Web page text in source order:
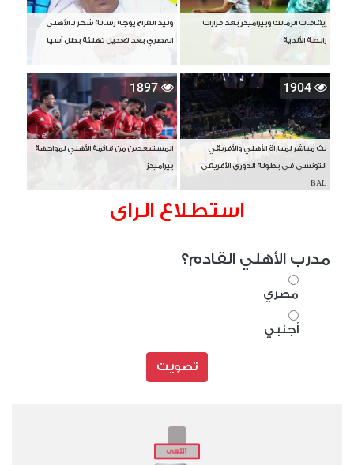
إيقافات الزمالك وبيراميدز بعد قرارات
رابطة الأندية
وليد الفراج يوجه رسالة شكر لـ الأهلي
المصري بعد تعديل تهنئة بطل آسيا
1904
بث مباشر لمباراة الأهلي والأفريقي
التونسي في بطولة الدوري الأفريقي
BAL
1897
المستبعدين من قائمة الأهلي لمواجهة
بيراميدز
استطلاع الراى
مدرب الأهلي القادم؟
مصري
أجنبي
تصويت